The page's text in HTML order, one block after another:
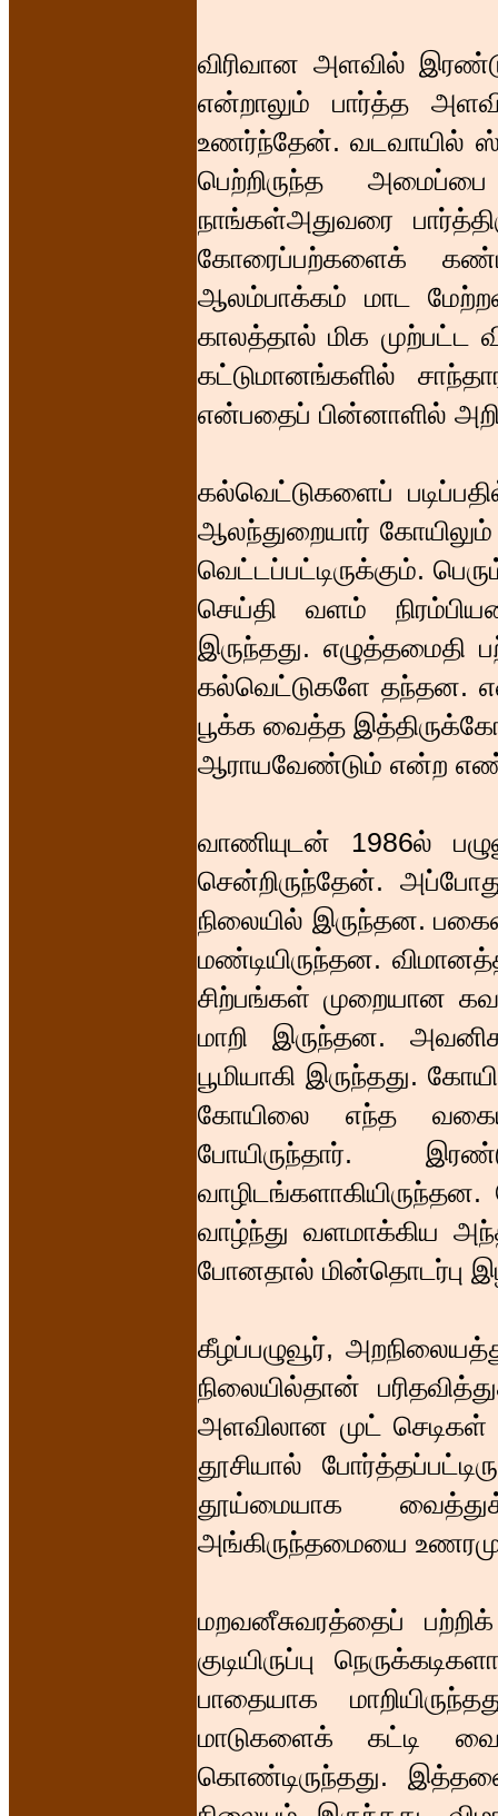
விரிவான அளவில்
என்றாலும் பார்த்த
உணர்ந்தேன். வடவாயில்
பெற்றிருந்த
நாங்கள்அதுவரை
கோரைப்பற்களைக்
ஆலம்பாக்கம் மாட
காலத்தால் மிக முற்பட்ட
கட்டுமானங்களில்
என்பதைப் பின்னாளில்
கல்வெட்டுகளைப்
ஆலந்துறையார்
வெட்டப்பட்டிருக்கும்.
செய்தி வளம்
இருந்தது. எழுத்தமைதி
கல்வெட்டுகளே தந்தன.
பூக்க வைத்த
ஆராயவேண்டும் என்ற
வாணியுடன் 1986ல்
சென்றிருந்தேன்.
நிலையில் இருந்தன.
மண்டியிருந்தன.
சிற்பங்கள் முறையான
மாறி இருந்தன.
பூமியாகி இருந்தது.
கோயிலை எந்த
போயிருந்தார்.
வாழ்ந்து வளமாக்கிய
போனதால் மின்தொடர்பு
கீழப்பழுவூர்,
நிலையில்தான்
அளவிலான முட் செடிகள்
தூசியால்
தூய்மையாக
அங்கிருந்தமையை
மறவனீசுவரத்தைப்
குடியிருப்பு
பாதையாக
மாடுகளைக் கட்டி
கொண்டிருந்தது.